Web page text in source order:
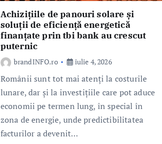
Achizițiile de panouri solare și
soluții de eficiență energetică
finanțate prin tbi bank au crescut
puternic
brandINFO.ro iulie 4, 2026
Românii sunt tot mai atenți la costurile
lunare, dar și la investițiile care pot aduce
economii pe termen lung, în special în
zona de energie, unde predictibilitatea
facturilor a devenit…